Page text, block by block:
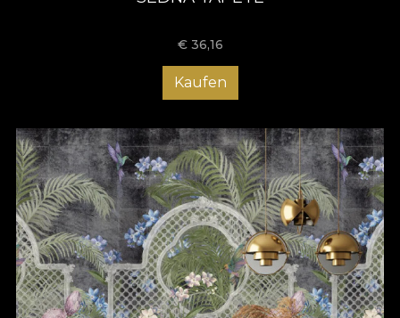
€ 36,16
Kaufen